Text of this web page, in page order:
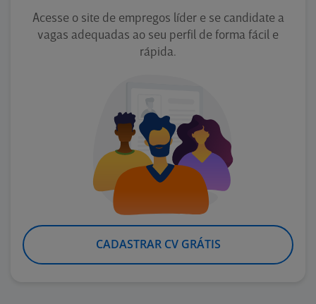
Acesse o site de empregos líder e se candidate a
vagas adequadas ao seu perfil de forma fácil e
rápida.
CADASTRAR CV GRÁTIS